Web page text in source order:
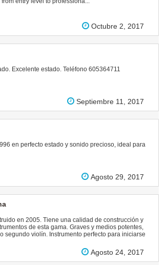
Octubre 2, 2017
Excelente estado. Teléfono 605364711
Septiembre 11, 2017
en perfecto estado y sonido precioso, ideal para
Agosto 29, 2017
en 2005. Tiene una calidad de construcción y
de esta gama. Graves y medios potentes,
segundo violín. Instrumento perfecto para iniciarse
Agosto 24, 2017